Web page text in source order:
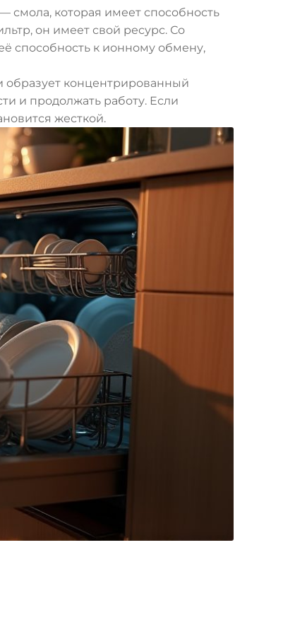
смола, которая имеет способность
он имеет свой ресурс. Со
способность к ионному обмену,
образует концентрированный
и продолжать работу. Если
жесткой.